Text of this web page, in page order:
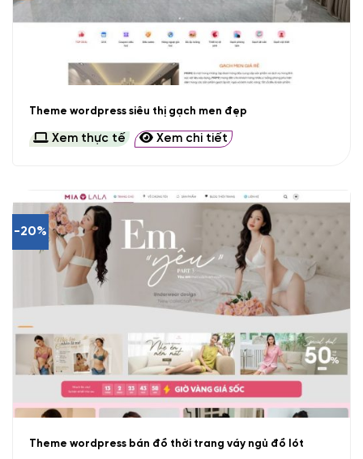
Theme wordpress siêu thị gạch men đẹp
Xem thực tế Xem chi tiết
-20%
Theme wordpress bán đồ thời trang váy ngủ đồ lót